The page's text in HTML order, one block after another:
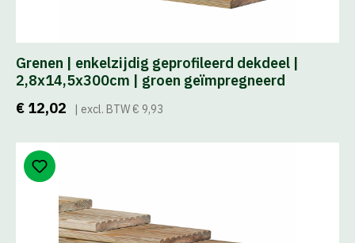
Grenen | enkelzijdig geprofileerd dekdeel |
2,8x14,5x300cm | groen geïmpregneerd
€ 12,02
| excl. BTW € 9,93